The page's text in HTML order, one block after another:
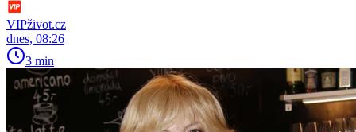
VIPživot.cz
dnes, 08:26
3 min